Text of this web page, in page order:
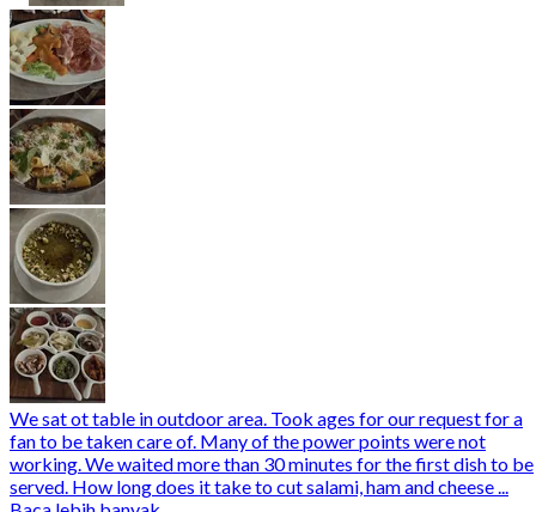
We sat ot table in outdoor area. Took ages for our request for a
fan to be taken care of. Many of the power points were not
working. We waited more than 30 minutes for the first dish to be
served. How long does it take to cut salami, ham and cheese ...